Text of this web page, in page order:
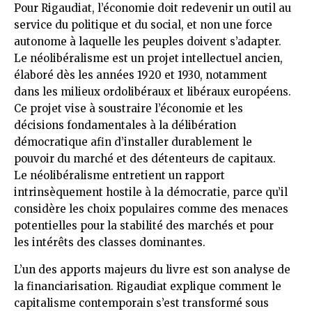
Pour Rigaudiat, l’économie doit redevenir un outil au
service du politique et du social, et non une force
autonome à laquelle les peuples doivent s’adapter.
Le néolibéralisme est un projet intellectuel ancien,
élaboré dès les années 1920 et 1930, notamment
dans les milieux ordolibéraux et libéraux européens.
Ce projet vise à soustraire l’économie et les
décisions fondamentales à la délibération
démocratique afin d’installer durablement le
pouvoir du marché et des détenteurs de capitaux.
Le néolibéralisme entretient un rapport
intrinsèquement hostile à la démocratie, parce qu’il
considère les choix populaires comme des menaces
potentielles pour la stabilité des marchés et pour
les intérêts des classes dominantes.
L’un des apports majeurs du livre est son analyse de
la financiarisation. Rigaudiat explique comment le
capitalisme contemporain s’est transformé sous